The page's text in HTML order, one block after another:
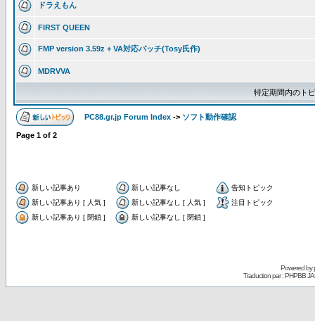
ドラえもん
FIRST QUEEN
FMP version 3.59z + VA対応パッチ(Tosy氏作)
MDRVVA
特定期間内のト
PC88.gr.jp Forum Index -> ソフト動作確認
Page 1 of 2
新しい記事あり 新しい記事なし
告知トピック
新しい記事あり [ 人気 ]
新しい記事なし [ 人気 ]
注目トピック
新しい記事あり [ 閉鎖 ]
新しい記事なし [ 閉鎖 ]
Powered by
Traduction par : PHPBB